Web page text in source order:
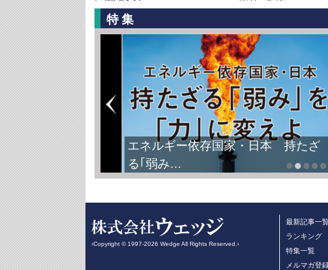
特集
エネルギー依存国家・日本 持たざ
る｢弱み…
‹Copyright © 1997-2026 Wedge All Rights Reserved.›
最新記事一
ランキング
特集一覧
メルマガ登